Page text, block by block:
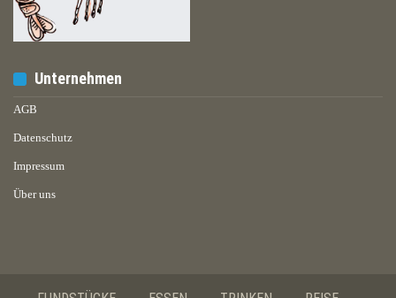
Unternehmen
AGB
Datenschutz
Impressum
Über uns